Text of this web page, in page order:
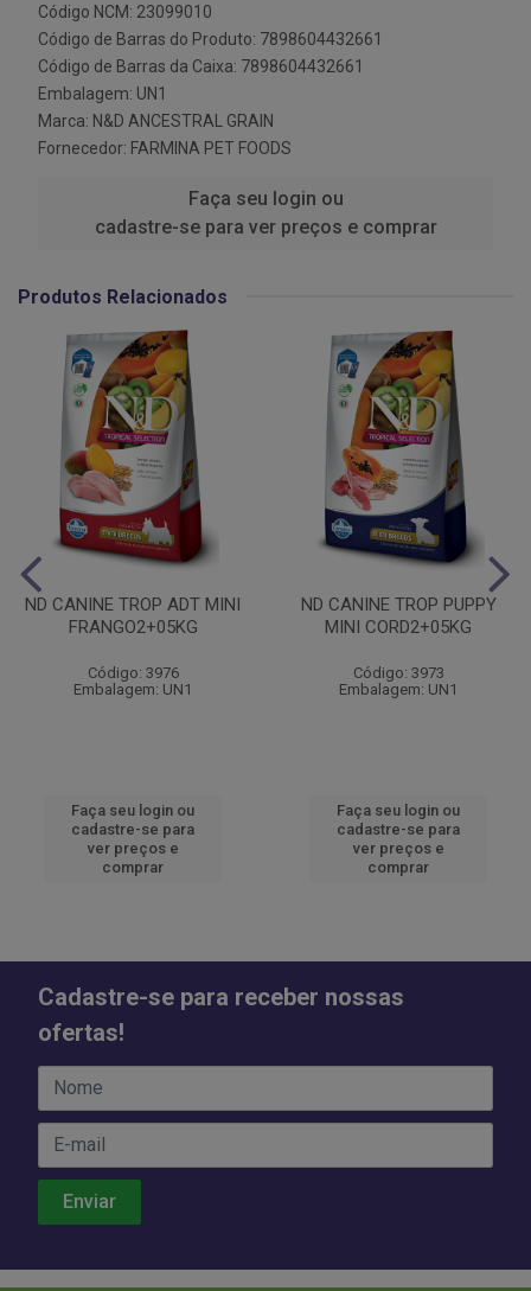
Código NCM: 23099010
Código de Barras do Produto: 7898604432661
Código de Barras da Caixa: 7898604432661
Embalagem: UN1
Marca: N&D ANCESTRAL GRAIN
Fornecedor: FARMINA PET FOODS
Faça seu login ou
cadastre-se para ver preços e comprar
Produtos Relacionados
ND CANINE TROP ADT MINI
FRANGO2+05KG
Código: 3976
Embalagem: UN1
Faça seu login ou
cadastre-se para
ver preços e
comprar
ND CANINE TROP PUPPY
MINI CORD2+05KG
Código: 3973
Embalagem: UN1
Faça seu login ou
cadastre-se para
ver preços e
comprar
Cadastre-se para receber nossas
ofertas!